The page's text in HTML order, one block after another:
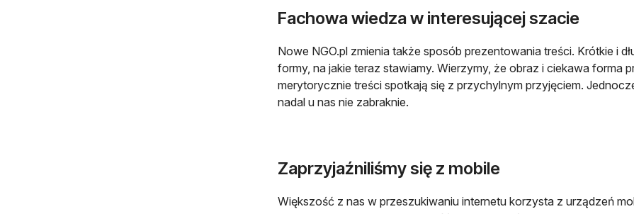
Fachowa wiedza w interesującej szacie
Nowe NGO.pl zmienia także sposób prezentowania treści. Krótkie i
formy, na jakie teraz stawiamy. Wierzymy, że obraz i ciekawa forma
merytorycznie treści spotkają się z przychylnym przyjęciem.
nadal u nas nie zabraknie.
Zaprzyjaźniliśmy się z mobile
Większość z nas w przeszukiwaniu internetu korzysta z urządzeń